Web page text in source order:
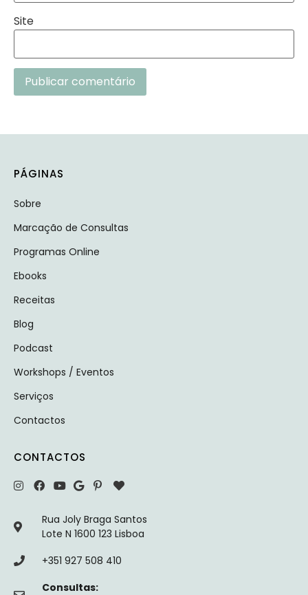
Site
PÁGINAS
Sobre
Marcação de Consultas
Programas Online
Ebooks
Receitas
Blog
Podcast
Workshops / Eventos
Serviços
Contactos
CONTACTOS
Rua Joly Braga Santos
Lote N 1600 123 Lisboa
+351 927 508 410
Consultas: